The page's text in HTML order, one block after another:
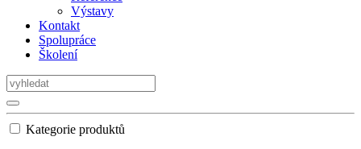
Výstavy
Kontakt
Spolupráce
Školení
Kategorie produktů